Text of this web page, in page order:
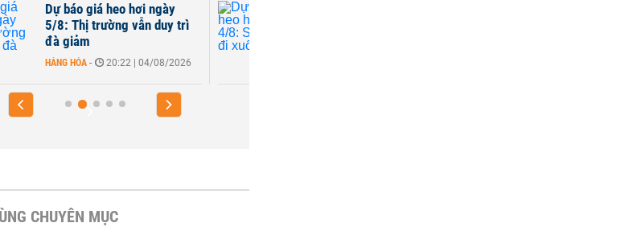
Dự báo giá heo hơi ngày
5/8: Thị trường vẫn duy trì
đà giảm
HÀNG HÓA - 20:22 | 04/08/2026
CHUYÊN MỤC